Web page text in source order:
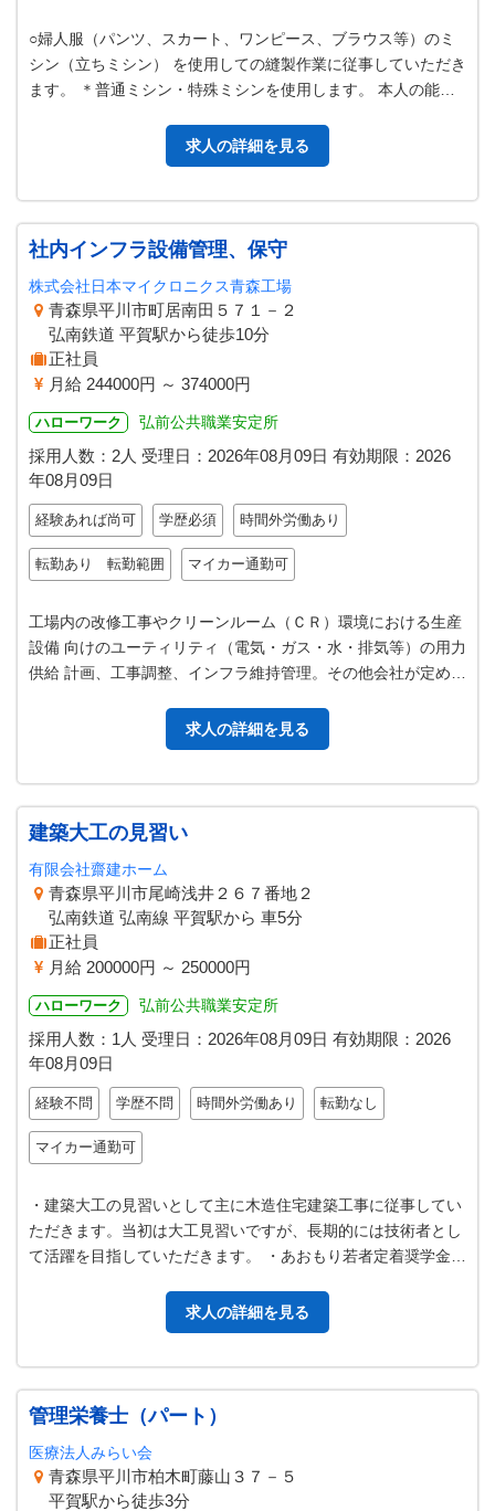
○婦人服（パンツ、スカート、ワンピース、ブラウス等）のミ
シン（立ちミシン） を使用しての縫製作業に従事していただき
ます。 ＊普通ミシン・特殊ミシンを使用します。 本人の能力
求人の詳細を見る
社内インフラ設備管理、保守
株式会社日本マイクロニクス青森工場
青森県平川市町居南田５７１－２
弘南鉄道 平賀駅から徒歩10分
正社員
月給 244000円 ～ 374000円
ハローワーク 弘前公共職業安定所
採用人数：2人 受理日： 2026年08月09日 有効期限： 2026
年08月09日
経験あれば尚可 学歴必須 時間外労働あり
転勤あり 転勤範囲 マイカー通勤可
工場内の改修工事やクリーンルーム（ＣＲ）環境における生産
設備 向けのユーティリティ（電気・ガス・水・排気等）の用力
供給 計画、工事調整、インフラ維持管理。その他会社が定める
求人の詳細を見る
建築大工の見習い
有限会社齋建ホーム
青森県平川市尾崎浅井２６７番地２
弘南鉄道 弘南線 平賀駅から 車5分
正社員
月給 200000円 ～ 250000円
ハローワーク 弘前公共職業安定所
採用人数：1人 受理日： 2026年08月09日 有効期限： 2026
年08月09日
経験不問 学歴不問 時間外労働あり 転勤なし
マイカー通勤可
・建築大工の見習いとして主に木造住宅建築工事に従事してい
ただきます。当初は大工見習いですが、長期的には技術者とし
て活躍を目指していただきます。 ・あおもり若者定着奨学金返
求人の詳細を見る
管理栄養士（パート）
医療法人みらい会
青森県平川市柏木町藤山３７－５
平賀駅から徒歩3分